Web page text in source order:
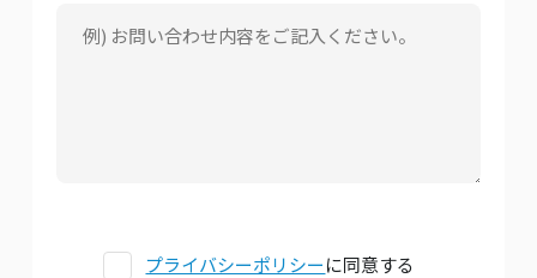
プライバシーポリシーに同意する